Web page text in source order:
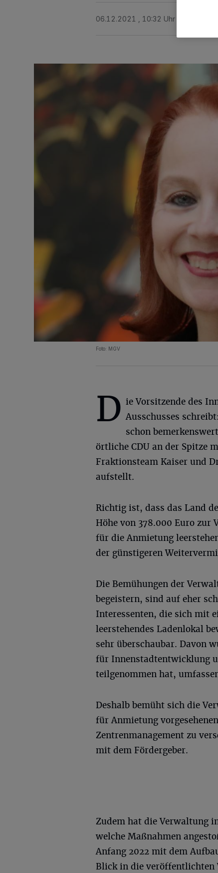
06.12.2021 , 10:32 Uhr
Foto: MGV
D ie Vorsitzende des
Ausschusses
schon
örtliche CDU an der Spitze
Fraktionsteam Kaiser und
aufstellt.
Richtig ist, dass das Land
Höhe von 378.000 Euro zur
für die Anmietung
der günstigeren
Die Bemühungen der
begeistern, sind auf eher
Interessenten, die sich mit
leerstehendes Ladenlokal
sehr überschaubar. Davon
für Innenstadtentwicklung
teilgenommen hat,
Deshalb bemüht sich die
für Anmietung
Zentrenmanagement zu
mit dem Fördergeber.
Zudem hat die Verwaltung
welche Maßnahmen
Anfang 2022 mit dem
Blick in die veröffentlichten